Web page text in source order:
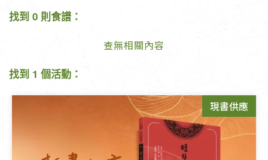
找到 0 則食譜：
查無相關內容
找到 1 個活動：
現書供應